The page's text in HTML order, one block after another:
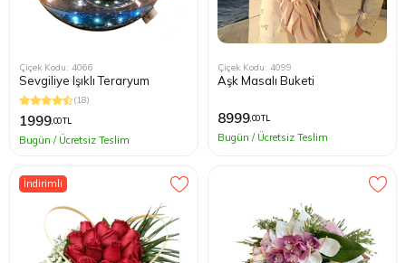
Çiçek Kodu: 4066
Sevgiliye Işıklı Teraryum
(18)
1999,00 TL
Bugün / Ücretsiz Teslim
Çiçek Kodu: 4099
Aşk Masalı Buketi
8999,00 TL
Bugün / Ücretsiz Teslim
İndirimli